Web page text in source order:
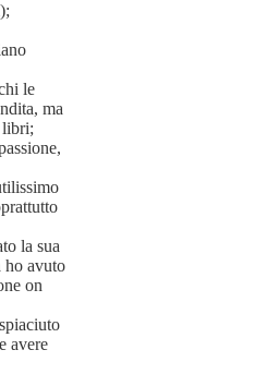
le
ma
libri;
la sua
ho avuto
on
avere